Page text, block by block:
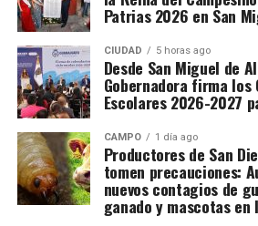
Patrias 2026 en San
CIUDAD 5 horas ago
Desde San Miguel de
Gobernadora firma los
Escolares 2026-2027
CAMPO 1 día ago
Productores de San
tomen precauciones:
nuevos contagios de
ganado y mascotas en